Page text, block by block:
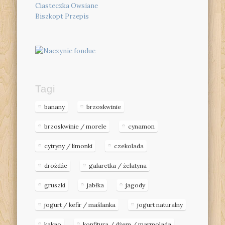
Ciasteczka Owsiane
Biszkopt Przepis
Tagi
banany brzoskwinie
brzoskwinie / morele cynamon
cytryny / limonki czekolada
drożdże galaretka / żelatyna
gruszki jabłka jagody
jogurt / kefir / maślanka jogurt naturalny